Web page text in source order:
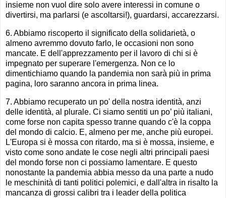
insieme non vuol dire solo avere interessi in comune o
divertirsi, ma parlarsi (e ascoltarsi!), guardarsi, accarezzarsi.
6. Abbiamo riscoperto il significato della solidarietà, o
almeno avremmo dovuto farlo, le occasioni non sono
mancate. E dell'apprezzamento per il lavoro di chi si è
impegnato per superare l'emergenza. Non ce lo
dimentichiamo quando la pandemia non sarà più in prima
pagina, loro saranno ancora in prima linea.
7. Abbiamo recuperato un po' della nostra identità, anzi
delle identità, al plurale. Ci siamo sentiti un po’ più italiani,
come forse non capita spesso tranne quando c'è la coppa
del mondo di calcio. E, almeno per me, anche più europei.
L'Europa si è mossa con ritardo, ma si è mossa, insieme, e
visto come sono andate le cose negli altri principali paesi
del mondo forse non ci possiamo lamentare. E questo
nonostante la pandemia abbia messo da una parte a nudo
le meschinità di tanti politici polemici, e dall'altra in risalto la
mancanza di grossi calibri tra i leader della politica